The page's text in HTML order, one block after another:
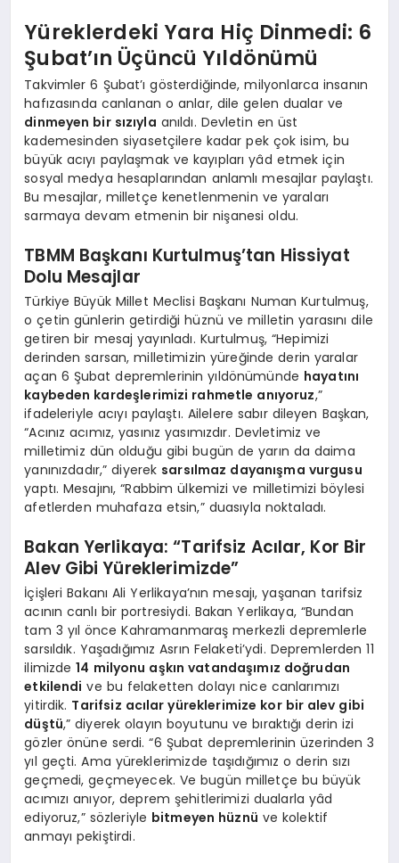
Yüreklerdeki Yara Hiç Dinmedi: 6
Şubat’ın Üçüncü Yıldönümü
Takvimler 6 Şubat’ı gösterdiğinde, milyonlarca insanın
hafızasında canlanan o anlar, dile gelen dualar ve
dinmeyen bir sızıyla anıldı. Devletin en üst
kademesinden siyasetçilere kadar pek çok isim, bu
büyük acıyı paylaşmak ve kayıpları yâd etmek için
sosyal medya hesaplarından anlamlı mesajlar paylaştı.
Bu mesajlar, milletçe kenetlenmenin ve yaraları
sarmaya devam etmenin bir nişanesi oldu.
TBMM Başkanı Kurtulmuş’tan Hissiyat
Dolu Mesajlar
Türkiye Büyük Millet Meclisi Başkanı Numan Kurtulmuş,
o çetin günlerin getirdiği hüznü ve milletin yarasını dile
getiren bir mesaj yayınladı. Kurtulmuş, “Hepimizi
derinden sarsan, milletimizin yüreğinde derin yaralar
açan 6 Şubat depremlerinin yıldönümünde hayatını
kaybeden kardeşlerimizi rahmetle anıyoruz,”
ifadeleriyle acıyı paylaştı. Ailelere sabır dileyen Başkan,
“Acınız acımız, yasınız yasımızdır. Devletimiz ve
milletimiz dün olduğu gibi bugün de yarın da daima
yanınızdadır,” diyerek sarsılmaz dayanışma vurgusu
yaptı. Mesajını, “Rabbim ülkemizi ve milletimizi böylesi
afetlerden muhafaza etsin,” duasıyla noktaladı.
Bakan Yerlikaya: “Tarifsiz Acılar, Kor Bir
Alev Gibi Yüreklerimizde”
İçişleri Bakanı Ali Yerlikaya’nın mesajı, yaşanan tarifsiz
acının canlı bir portresiydi. Bakan Yerlikaya, “Bundan
tam 3 yıl önce Kahramanmaraş merkezli depremlerle
sarsıldık. Yaşadığımız Asrın Felaketi’ydi. Depremlerden 11
ilimizde14 milyonu aşkın vatandaşımız doğrudan
etkilendi ve bu felaketten dolayı nice canlarımızı
yitirdik. Tarifsiz acılar yüreklerimize kor bir alev gibi
düştü,” diyerek olayın boyutunu ve bıraktığı derin izi
gözler önüne serdi. “6 Şubat depremlerinin üzerinden 3
yıl geçti. Ama yüreklerimizde taşıdığımız o derin sızı
geçmedi, geçmeyecek. Ve bugün milletçe bu büyük
acımızı anıyor, deprem şehitlerimizi dualarla yâd
ediyoruz,” sözleriyle bitmeyen hüznü ve kolektif
anmayı pekiştirdi.